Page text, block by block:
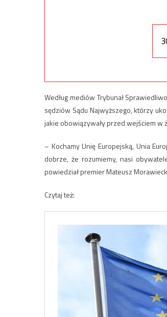
Według mediów Trybunał
sędziów Sądu Najwyższego, którzy
jakie obowiązywały przed wejściem w
– Kochamy Unię Europejską, Unia
dobrze, że rozumiemy, nasi
powiedział premier Mateusz
Czytaj też: